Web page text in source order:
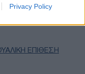
Privacy Policy
ΕΠΙΘΕΣΗ